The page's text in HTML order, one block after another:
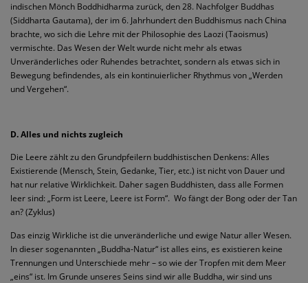
indischen Mönch Boddhidharma zurück, den 28. Nachfolger Buddhas
(Siddharta Gautama), der im 6. Jahrhundert den Buddhismus nach China
brachte, wo sich die Lehre mit der Philosophie des Laozi (Taoismus)
vermischte. Das Wesen der Welt wurde nicht mehr als etwas
Unveränderliches oder Ruhendes betrachtet, sondern als etwas sich in
Bewegung befindendes, als ein kontinuierlicher Rhythmus von „Werden
und Vergehen“.
D. Alles und nichts zugleich
Die Leere zählt zu den Grundpfeilern buddhistischen Denkens: Alles
Existierende (Mensch, Stein, Gedanke, Tier, etc.) ist nicht von Dauer und
hat nur relative Wirklichkeit. Daher sagen Buddhisten, dass alle Formen
leer sind: „Form ist Leere, Leere ist Form“. Wo fängt der Bong oder der Tan
an? (Zyklus)
Das einzig Wirkliche ist die unveränderliche und ewige Natur aller Wesen.
In dieser sogenannten „Buddha-Natur“ ist alles eins, es existieren keine
Trennungen und Unterschiede mehr – so wie der Tropfen mit dem Meer
„eins“ ist. Im Grunde unseres Seins sind wir alle Buddha, wir sind uns